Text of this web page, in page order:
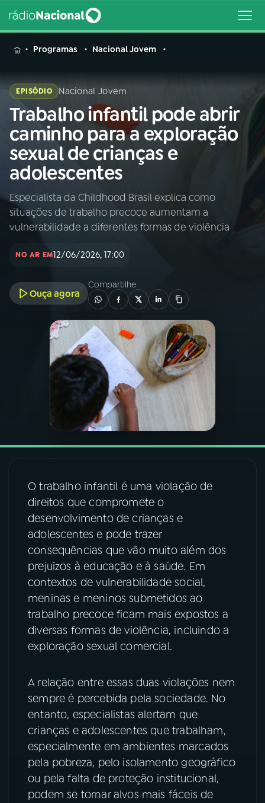
MENU
Buscar
na
Rádio
Nacional
Buscar
AO VIVO
01INÍCIO
02A RÁDIO
03PROGRAMAÇÃO
PROGRAMAS
PODCASTS
VIDEOCASTS
07ÚLTIMAS
08 FESTIVAL DE MÚSICA
YouTube Facebook
Instagram X
TikTok
Programas Nacional Jovem
EPISÓDIO Nacional Jovem
Trabalho infantil pode abrir
caminho para a exploração
sexual de crianças e
adolescentes
Especialista da Childhood Brasil explica como
situações de trabalho precoce aumentam a
vulnerabilidade a diferentes formas de violência
NO AR EM12/06/2026, 17:00
Ouça agora
Compartilhe
O trabalho infantil é uma violação de
direitos que compromete o
desenvolvimento de crianças e
adolescentes e pode trazer
consequências que vão muito além dos
prejuízos à educação e à saúde. Em
contextos de vulnerabilidade social,
meninas e meninos submetidos ao
trabalho precoce ficam mais expostos a
diversas formas de violência, incluindo a
exploração sexual comercial.
A relação entre essas duas violações nem
sempre é percebida pela sociedade. No
entanto, especialistas alertam que
crianças e adolescentes que trabalham,
especialmente em ambientes marcados
pela pobreza, pelo isolamento geográfico
ou pela falta de proteção institucional,
podem se tornar alvos mais fáceis de